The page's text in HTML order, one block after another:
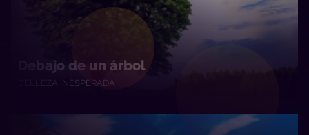
Debajo de un árbol
BELLEZA INESPERADA